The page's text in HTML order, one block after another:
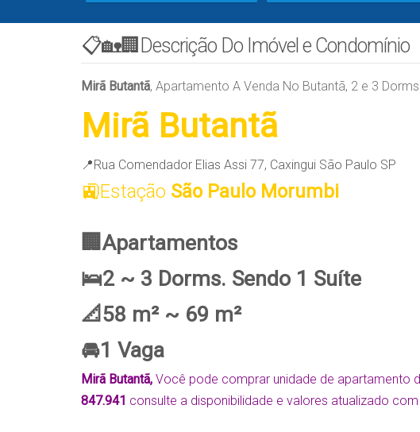
📋🏡🏢Descrição Do Imóvel e Condomínio
Mirã Butantã, Apartamento A Venda No Butantã, 2 e 3
Mirã Butantã
📍Rua Comendador Elias Assi 77, Caxingui São Paulo SP
🚉Estação São Paulo Morumbi
🏢Apartamentos
🛌2 ~ 3 Dorms. Sendo 1 Suíte
📐58 m² ~ 69 m²
🚘1 Vaga
Mirã Butantã, Você pode comprar unidade de apartamento
847.941 consulte a disponibilidade e valores atualizado